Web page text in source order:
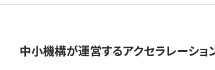
中小機構が運営するアクセラレーショ